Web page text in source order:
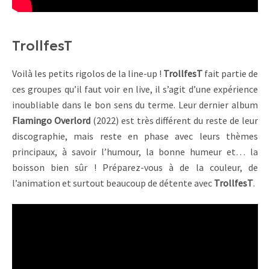
TrollfesT
Voilà les petits rigolos de la line-up ! TrollfesT fait partie de
ces groupes qu’il faut voir en live, il s’agit d’une expérience
inoubliable dans le bon sens du terme. Leur dernier album
Flamingo Overlord(2022) est très différent du reste de leur
discographie, mais reste en phase avec leurs thèmes
principaux, à savoir l’humour, la bonne humeur et… la
boisson bien sûr ! Préparez-vous à de la couleur, de
l’animation et surtout beaucoup de détente avec TrollfesT.